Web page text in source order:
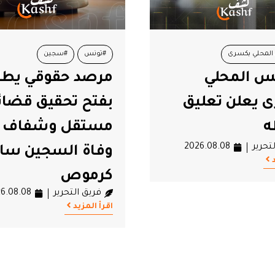
#سجين
حقوقي يطالب
تحقيق قضائي
وشفاف في
السجين سالم
#تونس
العجبوني: تسير
دون قيادة
فريق التحرير